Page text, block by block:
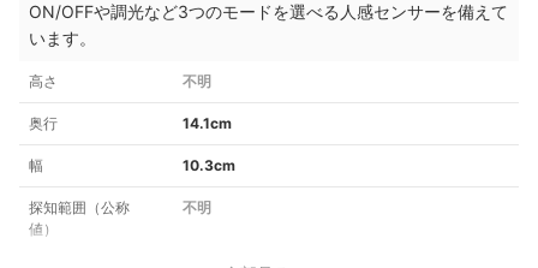
ON/OFFや調光など3つのモードを選べる人感センサーを備えて
います。
高さ 不明
奥行 14.1cm
幅 10.3cm
探知範囲（公称
値）
不明